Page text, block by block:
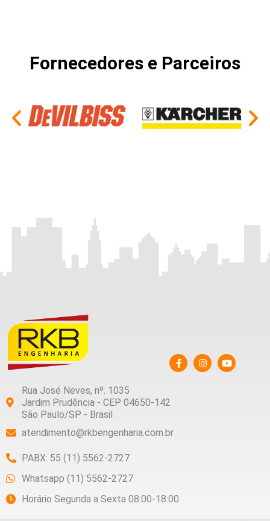
Fornecedores e Parceiros
Rua José Neves, nº. 1035
Jardim Prudência - CEP 04650-142
São Paulo/SP - Brasil
atendimento@rkbengenharia.com.br
PABX: 55 (11) 5562-2727
Whatsapp (11) 5562-2727
Horário Segunda a Sexta 08:00-18:00